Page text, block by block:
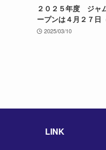
２０２５年度 ジャ
ープンは４月２７日
2025/03/10
LINK